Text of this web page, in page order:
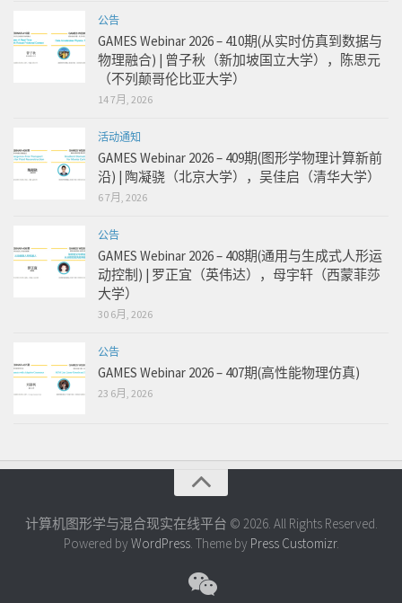
公告
GAMES Webinar 2026 – 410期(从实时仿真到数据与
物理融合) | 曾子秋（新加坡国立大学），陈思元
（不列颠哥伦比亚大学）
14 7月, 2026
活动通知
GAMES Webinar 2026 – 409期(图形学物理计算新前
沿) | 陶凝骁（北京大学），吴佳启（清华大学）
6 7月, 2026
公告
GAMES Webinar 2026 – 408期(通用与生成式人形运
动控制) | 罗正宜（英伟达），母宇轩（西蒙菲莎
大学）
30 6月, 2026
公告
GAMES Webinar 2026 – 407期(高性能物理仿真)
23 6月, 2026
计算机图形学与混合现实在线平台 © 2026. All Rights Reserved.
Powered by WordPress. Theme by Press Customizr.